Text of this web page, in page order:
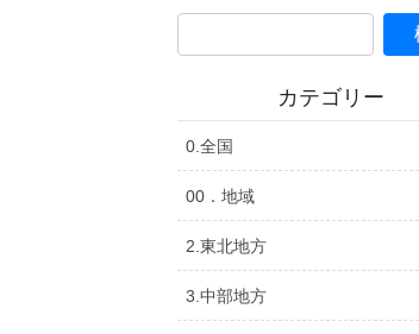
カテゴリー
0.全国
00．地域
2.東北地方
3.中部地方